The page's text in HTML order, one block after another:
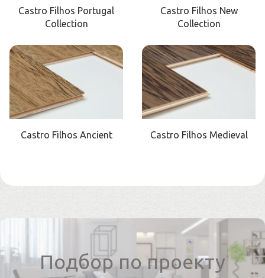
Castro Filhos Portugal
Collection
Castro Filhos New
Collection
Castro Filhos Ancient Castro Filhos Medieval
Подбор по проекту